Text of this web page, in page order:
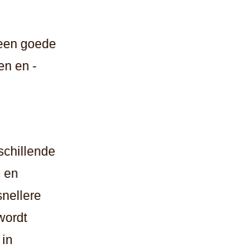
goede
en -
en